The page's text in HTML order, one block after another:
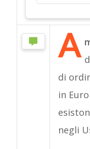
A
di
in
negli